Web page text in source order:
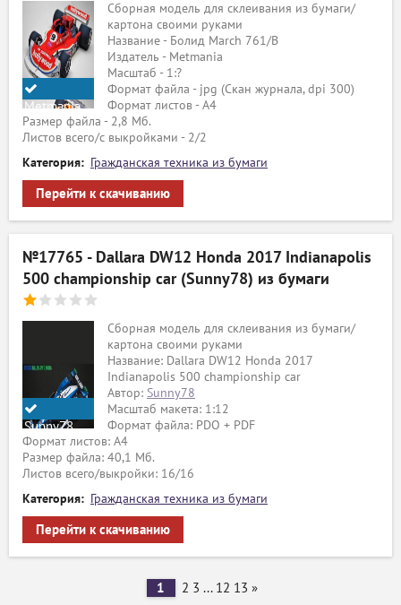
Metmania
Сборная модель для склеивания из бумаги/
картона своими руками
Название - Болид March 761/B
Издатель - Metmania
Масштаб - 1:?
Формат файла - jpg (Скан журнала, dpi 300)
Формат листов - A4
Размер файла - 2,8 Мб.
Листов всего/с выкройками - 2/2
Категория: Гражданская техника из бумаги
Перейти к скачиванию
№17765 - Dallara DW12 Honda 2017 Indianapolis
500 championship car (Sunny78) из бумаги
Sunny78
Сборная модель для склеивания из бумаги/
картона своими руками
Название: Dallara DW12 Honda 2017
Indianapolis 500 championship car
Автор: Sunny78
Масштаб макета: 1:12
Формат файла: PDO + PDF
Формат листов: A4
Размер файла: 40,1 Мб.
Листов всего/выкройки: 16/16
Категория: Гражданская техника из бумаги
Перейти к скачиванию
1 2 3 ... 12 13 »